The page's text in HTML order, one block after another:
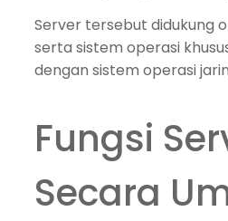
Server tersebut didukung
serta sistem operasi
dengan sistem operasi
Fungsi
Secara